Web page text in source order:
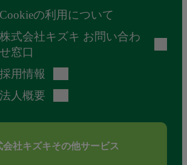
Cookieの利用について
株式会社キズキ お問い合わ
せ窓口
採用情報
法人概要
会社キズキその他サービス